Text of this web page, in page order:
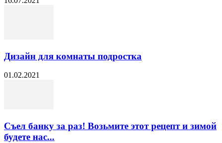
Дизайн для комнаты подростка
01.02.2021
Съел банку за раз! Возьмите этот рецепт и зимой
будете нас...